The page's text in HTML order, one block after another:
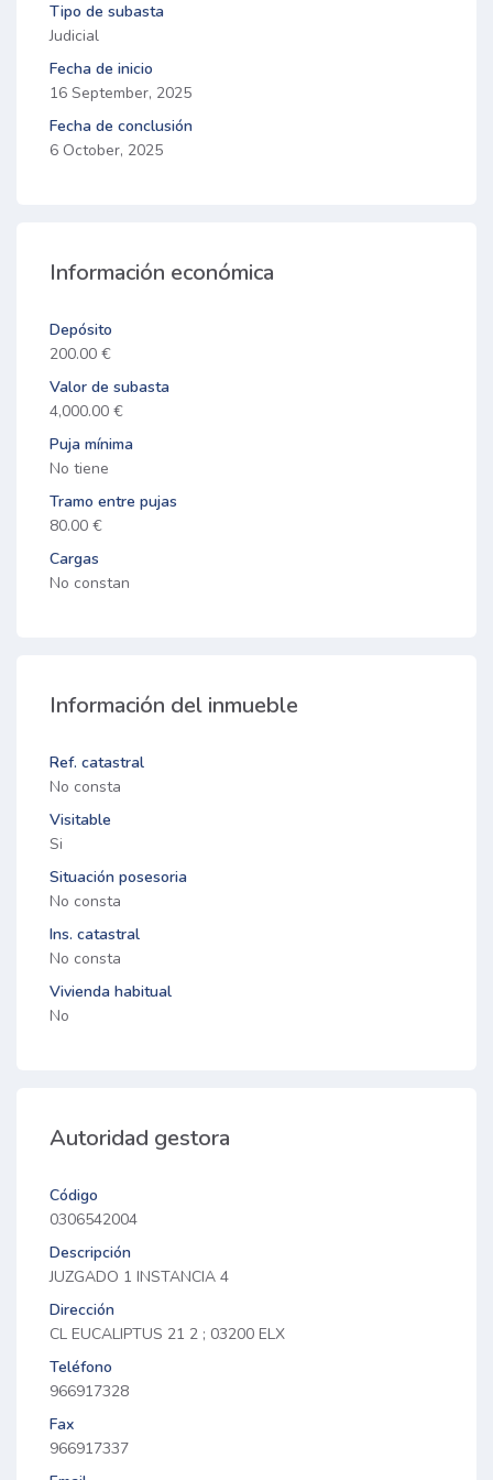
Tipo de subasta
Judicial
Fecha de inicio
16 September, 2025
Fecha de conclusión
6 October, 2025
Información económica
Depósito
200.00 €
Valor de subasta
4,000.00 €
Puja mínima
No tiene
Tramo entre pujas
80.00 €
Cargas
No constan
Información del inmueble
Ref. catastral
No consta
Visitable
Si
Situación posesoria
No consta
Ins. catastral
No consta
Vivienda habitual
No
Autoridad gestora
Código
0306542004
Descripción
JUZGADO 1 INSTANCIA 4
Dirección
CL EUCALIPTUS 21 2 ; 03200 ELX
Teléfono
966917328
Fax
966917337